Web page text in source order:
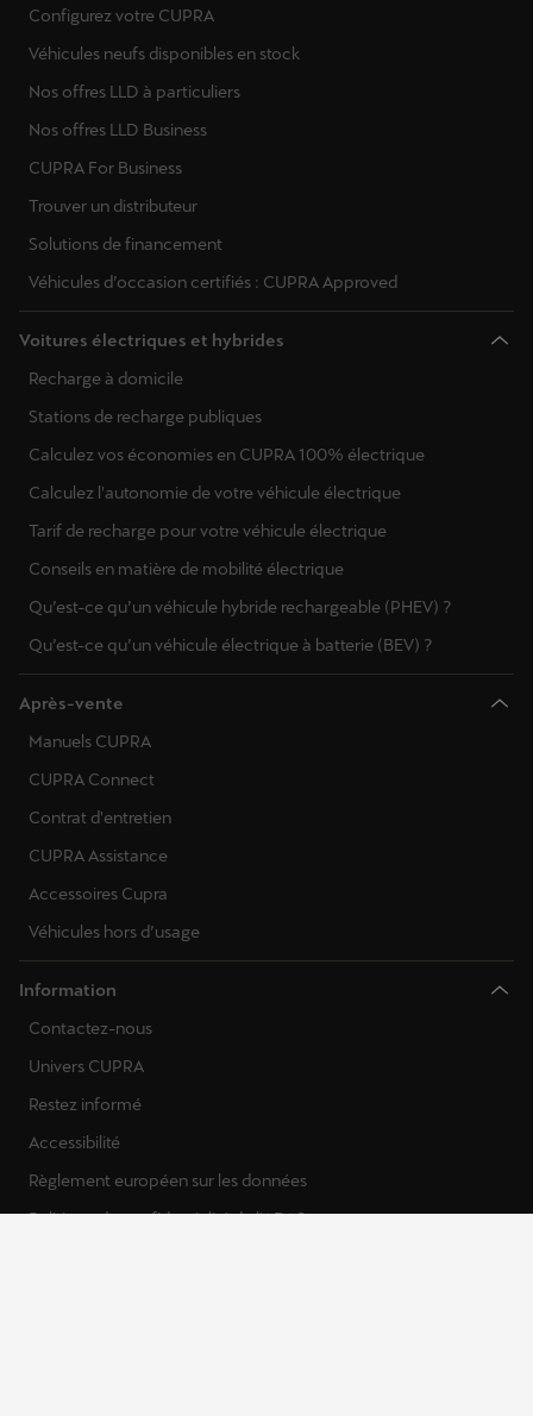
Configurez votre CUPRA
Véhicules neufs disponibles en stock
Nos offres LLD à particuliers
Nos offres LLD Business
CUPRA For Business
Trouver un distributeur
Solutions de financement
Véhicules d’occasion certifiés : CUPRA Approved
Voitures électriques et hybrides
Recharge à domicile
Stations de recharge publiques
Calculez vos économies en CUPRA 100% électrique
Calculez l'autonomie de votre véhicule électrique
Tarif de recharge pour votre véhicule électrique
Conseils en matière de mobilité électrique
Qu’est-ce qu’un véhicule hybride rechargeable (PHEV) ?
Qu’est-ce qu’un véhicule électrique à batterie (BEV) ?
Après-vente
Manuels CUPRA
CUPRA Connect
Contrat d'entretien
CUPRA Assistance
Accessoires Cupra
Véhicules hors d’usage
Information
Contactez-nous
Univers CUPRA
Restez informé
Accessibilité
Règlement européen sur les données
Politique de confidentialité de l'ADAS